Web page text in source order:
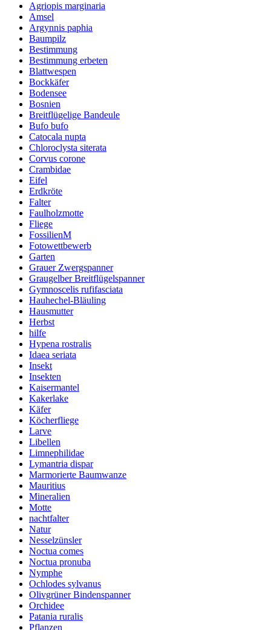
Agriopis marginaria
Amsel
Argynnis paphia
Baumpilz
Bestimmung
Bestimmung erbeten
Blattwespen
Bockkäfer
Bodensee
Bosnien
Breitflügelige Bandeule
Bufo bufo
Catocala nupta
Chloroclysta siterata
Corvus corone
Crambidae
Eifel
Erdkröte
Falter
Faulholzmotte
Fliege
FossilienM
Fotowettbewerb
Garten
Grauer Zwergspanner
Graugelber Breitflügelspanner
Gymnoscelis rufifasciata
Hauhechel-Bläuling
Hausmutter
Herbst
hilfe
Hypena rostralis
Idaea seriata
Insekt
Insekten
Kaisermantel
Kakerlake
Käfer
Köcherfliege
Larve
Libellen
Limnephilidae
Lymantria dispar
Marmorierte Baumwanze
Mauritius
Mineralien
Motte
nachtfalter
Natur
Nesselzünsler
Noctua comes
Noctua pronuba
Nymphe
Ochlodes sylvanus
Olivgrüner Bindenspanner
Orchidee
Patania ruralis
Pflanzen